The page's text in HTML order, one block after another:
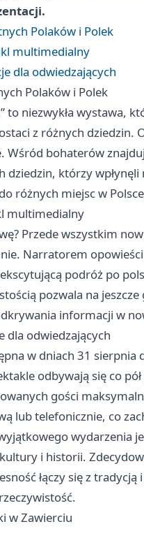
Polaków i Polek
multimedialny
dla odwiedzających
Polaków i Polek
to niezwykła wystawa,
z różnych
Wśród bohaterów
dziedzin, którzy
różnych miejsc w
multimedialny
Przede wszystkim
Narratorem
podróż po
pozwala na jeszcze
informacji w
dla odwiedzających
w dniach 31
odbywają się co
gości
lub telefonicznie, co
wydarzenia
i historii.
łączy się z
w Zawierciu